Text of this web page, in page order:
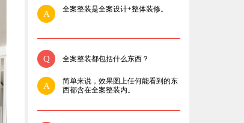
A 全案整装是全案设计+整体装修。
Q 全案整装都包括什么东西？
A
简单来说，效果图上任何能看到的东
西都含在全案整装内。